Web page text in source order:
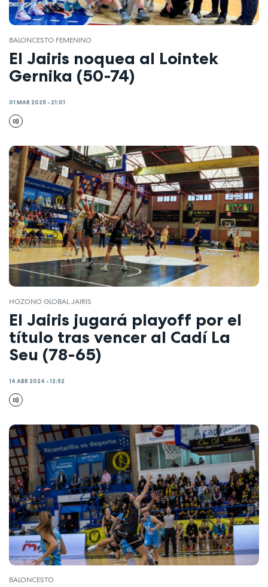
BALONCESTO FEMENINO
El Jairis noquea al Lointek
Gernika (50-74)
01 MAR 2025 - 21:01
HOZONO GLOBAL JAIRIS
El Jairis jugará playoff por el
título tras vencer al Cadí La
Seu (78-65)
14 ABR 2024 - 12:52
BALONCESTO